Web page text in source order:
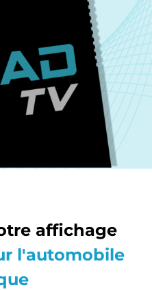
affichage
l'automobile